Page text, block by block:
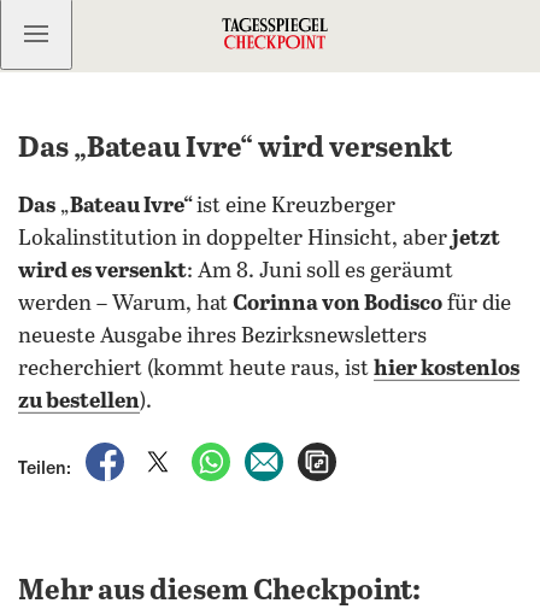
Kostenlos anmelden
Das „Bateau Ivre“ wird versenkt
Das „Bateau Ivre“ist eine Kreuzberger
Lokalinstitution in doppelter Hinsicht, aberjetzt
wird es versenkt: Am 8. Juni soll es geräumt
werden – Warum, hat Corinna von Bodisco für die
neueste Ausgabe ihres Bezirksnewsletters
recherchiert (kommt heute raus, ist hier kostenlos
zu bestellen).
Teilen:
auf Facebook teilen
auf X teilenper WhatsApp teilen
per E-Mail teilen
Mehr aus diesem Checkpoint: